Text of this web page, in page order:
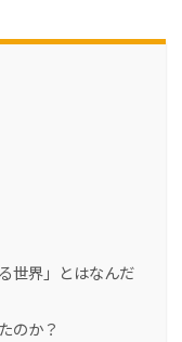
世界」とはなんだ
のか？